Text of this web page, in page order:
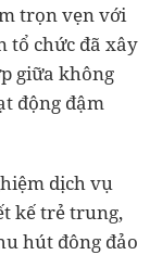
trọn vẹn với
tổ chức đã xây
giữa không
động đậm
dịch vụ
kế trẻ trung,
hút đông đảo